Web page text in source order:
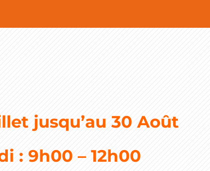
jusqu’au 30 Août
: 9h00 – 12h00